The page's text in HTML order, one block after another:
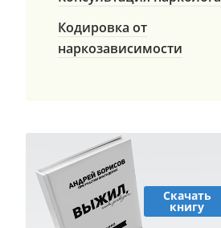
Кодировка от
наркозависимости
Скачать
книгу